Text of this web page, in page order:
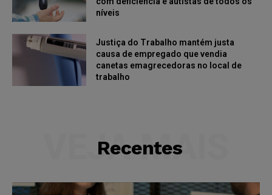
níveis
Justiça do Trabalho mantém justa
causa de empregado que vendia
canetas emagrecedoras no local de
trabalho
Recentes
VEJA MAIS